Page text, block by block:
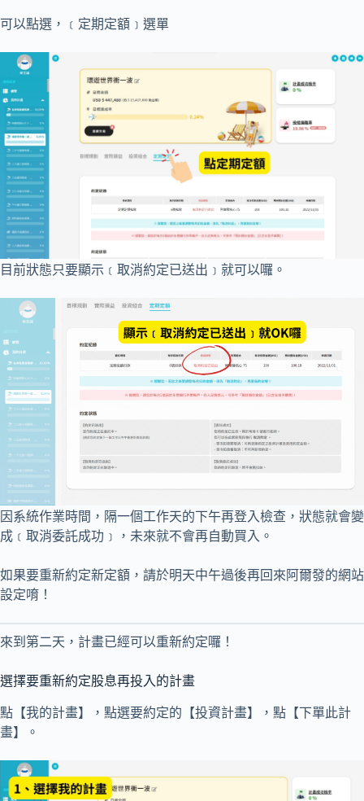
可以點選，﹝定期定額﹞選單
目前狀態只要顯示﹝取消約定已送出﹞就可以囉。
因系統作業時間，隔一個工作天的下午再登入檢查，狀態就會變
成﹝取消委託成功﹞，未來就不會再自動買入。
如果要重新約定新定額，請於明天中午過後再回來阿爾發的網站
設定唷！
來到第二天，計畫已經可以重新約定囉！
選擇要重新約定股息再投入的計畫
點【我的計畫】，點選要約定的【投資計畫】，點【下單此計
畫】。